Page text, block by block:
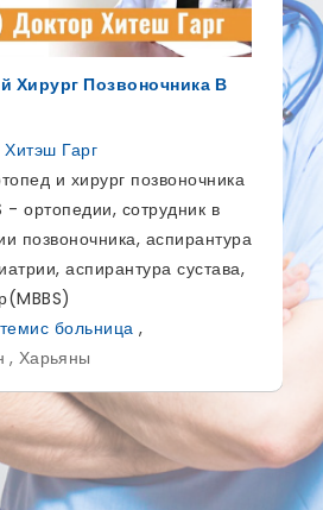
протез полового члена
для лечения ЭД
Гаутам Банга
и андролог
MS - Общая хирургия,
SCI,